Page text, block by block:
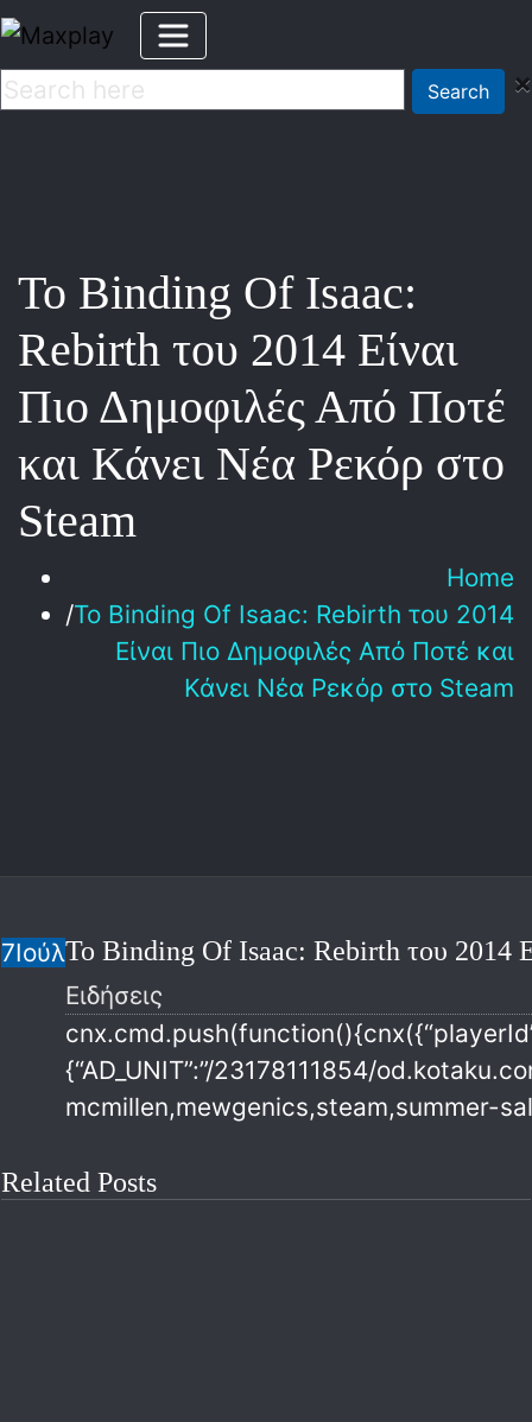
×
Search
Το Binding Of Isaac:
Rebirth του 2014 Είναι
Πιο Δημοφιλές Από Ποτέ
και Κάνει Νέα Ρεκόρ στο
Steam
Home
Το Binding Of Isaac: Rebirth του 2014
Είναι Πιο Δημοφιλές Από Ποτέ και
Κάνει Νέα Ρεκόρ στο Steam
7ΙούλΤο Binding Of Isaac: Rebirth του 2014
Ειδήσεις
{“AD_UNIT”:”/23178111854/
mcmillen,mewgenics,steam,summer-
Related Posts